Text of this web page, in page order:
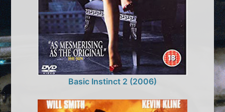
Basic Instinct 2 (2006)